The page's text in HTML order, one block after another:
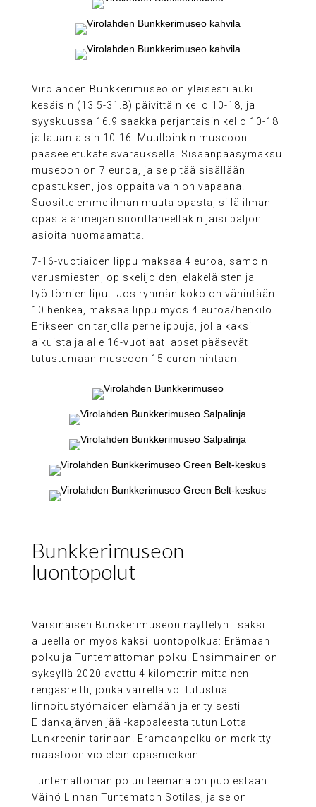
Virolahden Bunkkerimuseo on yleisesti auki
kesäisin (13.5-31.8) päivittäin kello 10-18, ja
syyskuussa 16.9 saakka perjantaisin kello 10-18
ja lauantaisin 10-16. Muulloinkin museoon
pääsee etukäteisvarauksella. Sisäänpääsymaksu
museoon on 7 euroa, ja se pitää sisällään
opastuksen, jos oppaita vain on vapaana.
Suosittelemme ilman muuta opasta, sillä ilman
opasta armeijan suorittaneeltakin jäisi paljon
asioita huomaamatta.
7-16-vuotiaiden lippu maksaa 4 euroa, samoin
varusmiesten, opiskelijoiden, eläkeläisten ja
työttömien liput. Jos ryhmän koko on vähintään
10 henkeä, maksaa lippu myös 4 euroa/henkilö.
Erikseen on tarjolla perhelippuja, jolla kaksi
aikuista ja alle 16-vuotiaat lapset pääsevät
tutustumaan museoon 15 euron hintaan.
Bunkkerimuseon
luontopolut
Varsinaisen Bunkkerimuseon näyttelyn lisäksi
alueella on myös kaksi luontopolkua: Erämaan
polku ja Tuntemattoman polku. Ensimmäinen on
syksyllä 2020 avattu 4 kilometrin mittainen
rengasreitti, jonka varrella voi tutustua
linnoitustyömaiden elämään ja erityisesti
Eldankajärven jää -kappaleesta tutun Lotta
Lunkreenin tarinaan. Erämaanpolku on merkitty
maastoon violetein opasmerkein.
Tuntemattoman polun teemana on puolestaan
Väinö Linnan Tuntematon Sotilas, ja se on